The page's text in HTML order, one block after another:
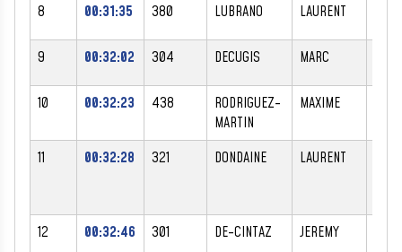
8 00:31:35 380 LUBRANO LAURENT
9 00:32:02 304 DECUGIS MARC
10 00:32:23 438
RODRIGUEZ-
MARTIN
MAXIME
11 00:32:28 321 DONDAINE LAURENT
12 00:32:46 301 DE-CINTAZ JEREMY